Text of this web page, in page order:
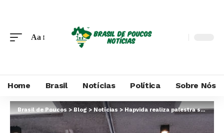
Aa
Home Brasil Notícias Política Sobre Nós
Brasil de Poucos >Blog > Notícias > Hapvida realiza palestra sobre trajetória e modelo de saúde na ExpoPIM 4.0 em Manaus